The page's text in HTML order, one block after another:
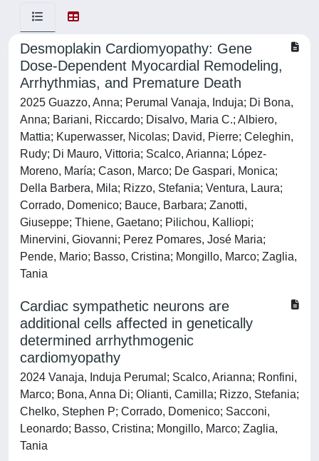
Desmoplakin Cardiomyopathy: Gene
Dose-Dependent Myocardial Remodeling,
Arrhythmias, and Premature Death
2025 Guazzo, Anna; Perumal Vanaja, Induja; Di Bona,
Anna; Bariani, Riccardo; Disalvo, Maria C.; Albiero,
Mattia; Kuperwasser, Nicolas; David, Pierre; Celeghin,
Rudy; Di Mauro, Vittoria; Scalco, Arianna; López-
Moreno, María; Cason, Marco; De Gaspari, Monica;
Della Barbera, Mila; Rizzo, Stefania; Ventura, Laura;
Corrado, Domenico; Bauce, Barbara; Zanotti,
Giuseppe; Thiene, Gaetano; Pilichou, Kalliopi;
Minervini, Giovanni; Perez Pomares, José Maria;
Pende, Mario; Basso, Cristina; Mongillo, Marco; Zaglia,
Tania
Cardiac sympathetic neurons are
additional cells affected in genetically
determined arrhythmogenic
cardiomyopathy
2024 Vanaja, Induja Perumal; Scalco, Arianna; Ronfini,
Marco; Bona, Anna Di; Olianti, Camilla; Rizzo, Stefania;
Chelko, Stephen P; Corrado, Domenico; Sacconi,
Leonardo; Basso, Cristina; Mongillo, Marco; Zaglia,
Tania